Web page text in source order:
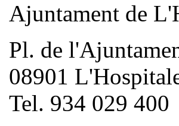
Ajuntament de
Pl. de
08901
Tel. 934 029 400